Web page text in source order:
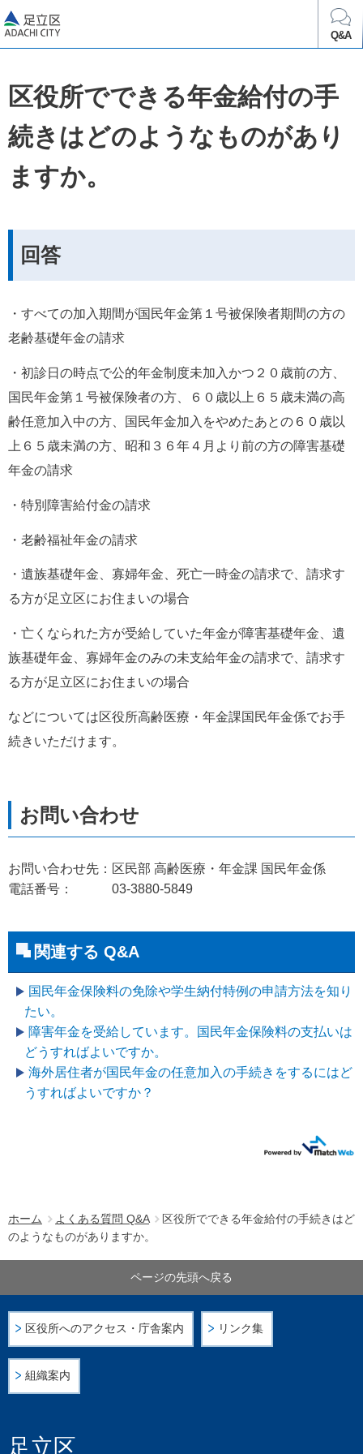
Q&A
ホーム よくある質問 Q&A
区役所でできる年金給付の手続きはど
のようなものがありますか。
区役所でできる年金給付の手
続きはどのようなものがあり
ますか。
回答
・すべての加入期間が国民年金第１号被保険者期間の方の
老齢基礎年金の請求
・初診日の時点で公的年金制度未加入かつ２０歳前の方、
国民年金第１号被保険者の方、６０歳以上６５歳未満の高
齢任意加入中の方、国民年金加入をやめたあとの６０歳以
上６５歳未満の方、昭和３６年４月より前の方の障害基礎
年金の請求
・特別障害給付金の請求
・老齢福祉年金の請求
・遺族基礎年金、寡婦年金、死亡一時金の請求で、請求す
る方が足立区にお住まいの場合
・亡くなられた方が受給していた年金が障害基礎年金、遺
族基礎年金、寡婦年金のみの未支給年金の請求で、請求す
る方が足立区にお住まいの場合
などについては区役所高齢医療・年金課国民年金係でお手
続きいただけます。
お問い合わせ先：区民部 高齢医療・年金課 国民年金係
電話番号： 03-3880-5849
関連する Q&A
国民年金保険料の免除や学生納付特例の申請方法を知り
たい。
障害年金を受給しています。国民年金保険料の支払いは
どうすればよいですか。
海外居住者が国民年金の任意加入の手続きをするにはど
うすればよいですか？
足立区
区役所へのアクセス・庁舎案内 リンク集
組織案内
ページの先頭へ戻る